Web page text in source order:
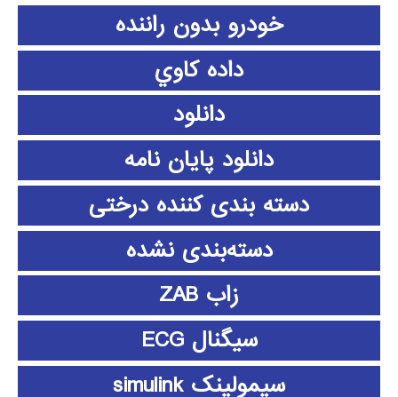
خودرو بدون راننده
داده كاوي
دانلود
دانلود پايان نامه
دسته بندی کننده درختی
دسته‌بندی نشده
زاب ZAB
سیگنال ECG
سیمولینک simulink